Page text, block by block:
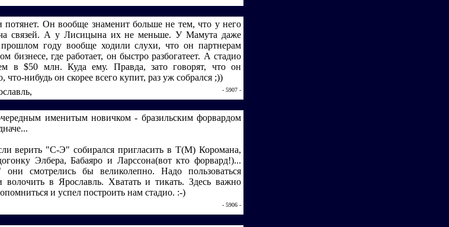
Он вообще знаменит больше не тем, что у него
связей. А у Лисицына их не меньше. У Мамута даже
году вообще ходили слухи, что он партнерам
где работает, он быстро разбогатеет. А стадио
в $50 млн. Куда ему. Правда, зато говорят, что он
что-нибудь он скорее всего купит, раз уж собрался ;))
- 5907 -
именитым новичком - бразильским форвардом
верить "С-Э" собирался пригласить в Т(М) Коромана,
Элбера, Бабаяро и Ларссона(вот кто форвард!)...
смотрелись бы великолепно. Надо пользоваться
в Ярославль. Хватать и тикать. Здесь важно
и успел построить нам стадио. :-)
- 5906 -